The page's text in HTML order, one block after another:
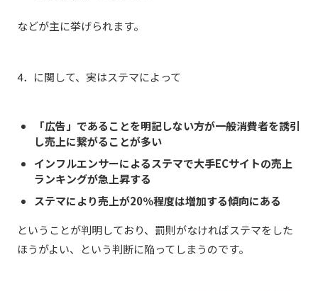
などが主に挙げられます。
4．に関して、実はステマによって
「広告」であることを明記しない方が一般消費者を誘引
し売上に繋がることが多い
インフルエンサーによるステマで大手ECサイトの売上
ランキングが急上昇する
ステマにより売上が20％程度は増加する傾向にある
ということが判明しており、罰則がなければステマをした
ほうがよい、という判断に陥ってしまうのです。